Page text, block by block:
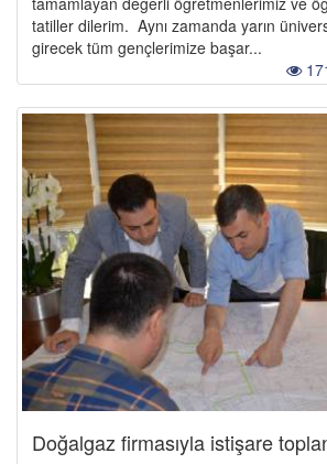
tatiller dilerim. Aynı zamanda yarın
girecek tüm gençlerimize başar...
Doğalgaz firmasıyla istişare